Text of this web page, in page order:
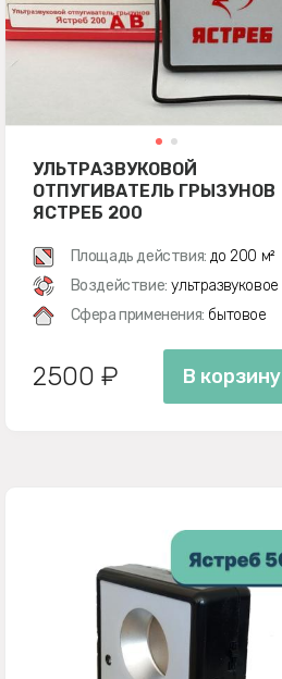
УЛЬТРАЗВУКОВОЙ
ОТПУГИВАТЕЛЬ ГРЫЗУНОВ
ЯСТРЕБ 200
Площадь действия: до 200 м²
Воздействие: ультразвуковое
Сфера применения: бытовое
2500 ₽ В корзину